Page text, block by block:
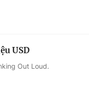
USD
Out Loud.